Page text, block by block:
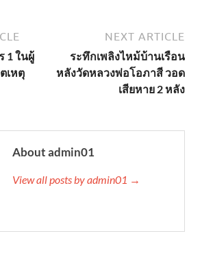
1 ในผู้
เหตุ
NEXT ARTICLE
ระทึกเพลิงไหม้บ้านเรือน
หลังวัดหลวงพ่อโอภาสี วอด
เสียหาย 2 หลัง
About admin01
View all posts by admin01 →